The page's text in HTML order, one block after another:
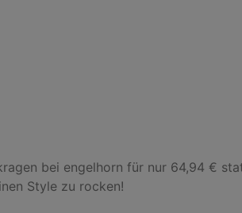
bei engelhorn für nur 64,94 €
Style zu rocken!